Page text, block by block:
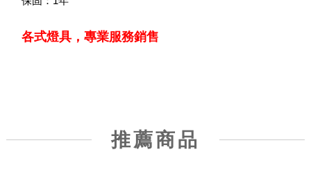
各式燈具，專業服務銷售
推薦商品